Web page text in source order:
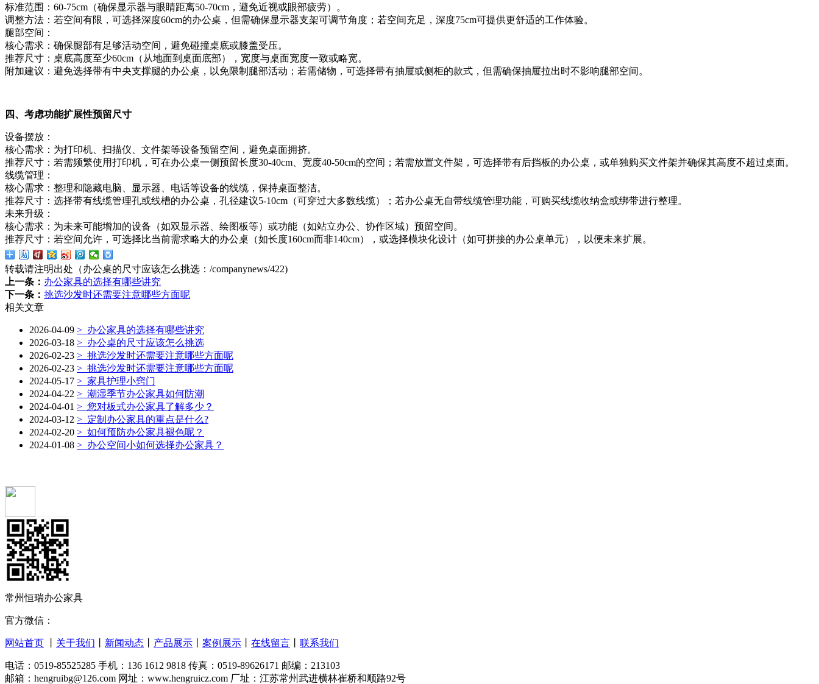
标准范围：60-75cm（确保显示器与眼睛距离50-70cm，避免近视或眼部疲劳）。
调整方法：若空间有限，可选择深度60cm的办公桌，但需确保显示器支架可调节角度；若空间充足，深度75cm可提供更舒适的工作体验。
腿部空间：
核心需求：确保腿部有足够活动空间，避免碰撞桌底或膝盖受压。
推荐尺寸：桌底高度至少60cm（从地面到桌面底部），宽度与桌面宽度一致或略宽。
附加建议：避免选择带有中央支撑腿的办公桌，以免限制腿部活动；若需储物，可选择带有抽屉或侧柜的款式，但需确保抽屉拉出时不影响腿部空间。
四、考虑功能扩展性预留尺寸
设备摆放：
核心需求：为打印机、扫描仪、文件架等设备预留空间，避免桌面拥挤。
推荐尺寸：若需频繁使用打印机，可在办公桌一侧预留长度30-40cm、宽度40-50cm的空间；若需放置文件架，可选择带有后挡板的办公桌，或单独购买文件架并确保其高度不超过桌面。
线缆管理：
核心需求：整理和隐藏电脑、显示器、电话等设备的线缆，保持桌面整洁。
推荐尺寸：选择带有线缆管理孔或线槽的办公桌，孔径建议5-10cm（可穿过大多数线缆）；若办公桌无自带线缆管理功能，可购买线缆收纳盒或绑带进行整理。
未来升级：
核心需求：为未来可能增加的设备（如双显示器、绘图板等）或功能（如站立办公、协作区域）预留空间。
推荐尺寸：若空间允许，可选择比当前需求略大的办公桌（如长度160cm而非140cm），或选择模块化设计（如可拼接的办公桌单元），以便未来扩展。
转载请注明出处（办公桌的尺寸应该怎么挑选： /companynews/422)
上一条： 办公家具的选择有哪些讲究
下一条： 挑选沙发时还需要注意哪些方面呢
相关文章
2026-04-09 > 办公家具的选择有哪些讲究
2026-03-18 > 办公桌的尺寸应该怎么挑选
2026-02-23 > 挑选沙发时还需要注意哪些方面呢
2026-02-23 > 挑选沙发时还需要注意哪些方面呢
2024-05-17 > 家具护理小窍门
2024-04-22 > 潮湿季节办公家具如何防潮
2024-04-01 > 您对板式办公家具了解多少？
2024-03-12 > 定制办公家具的重点是什么?
2024-02-20 > 如何预防办公家具褪色呢？
2024-01-08 > 办公空间小如何选择办公家具？
常州恒瑞办公家具
官方微信：
网站首页 关于我们 新闻动态 产品展示 案例展示 在线留言 联系我们
电话：0519-85525285 手机：136 1612 9818 传真：0519-89626171 邮编：213103
邮箱：hengruibg@126.com 网址：www.hengruicz.com 厂址：江苏常州武进横林崔桥和顺路92号